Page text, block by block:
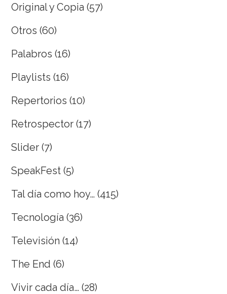
Original y Copia (57)
Otros (60)
Palabros (16)
Playlists (16)
Repertorios (10)
Retrospector (17)
Slider (7)
SpeakFest (5)
Tal día como hoy… (415)
Tecnología (36)
Televisión (14)
The End (6)
Vivir cada día… (28)